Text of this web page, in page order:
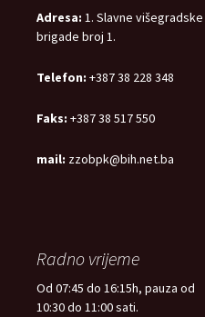
Adresa: 1. Slavne višegradske
brigade broj 1.
Telefon: +387 38 228 348
Faks: +387 38 517 550
mail: zzobpk@bih.net.ba
Radno vrijeme
Od 07:45 do 16:15h, pauza od
10:30 do 11:00 sati.